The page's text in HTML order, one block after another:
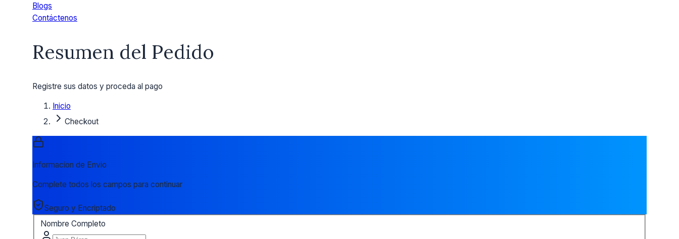
Blogs
Contáctenos
Resumen del Pedido
Registre sus datos y proceda al pago
Inicio
Checkout
Informacion de Envio
Complete todos los campos para continuar
Seguro y Encriptado
Nombre Completo